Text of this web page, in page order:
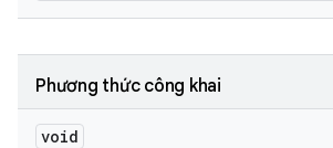
Phương thức công khai
void